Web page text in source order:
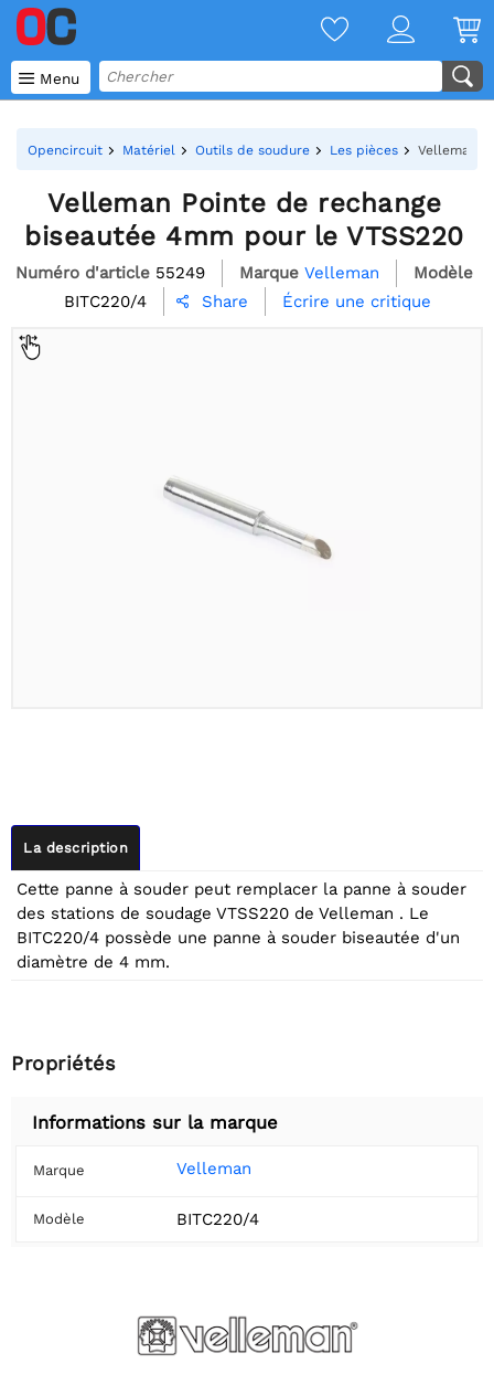
 Menu
Opencircuit Matériel Outils de soudure Les pièces Velleman
Velleman Pointe de rechange
biseautée 4mm pour le VTSS220
Numéro d'article 55249 Marque Velleman
Modèle
BITC220/4
 Share Écrire une critique
La description
Cette panne à souder peut remplacer la panne à souder
des stations de soudage VTSS220 de Velleman . Le
BITC220/4 possède une panne à souder biseautée d'un
diamètre de 4 mm.
Propriétés
Informations sur la marque
Marque Velleman
Modèle BITC220/4